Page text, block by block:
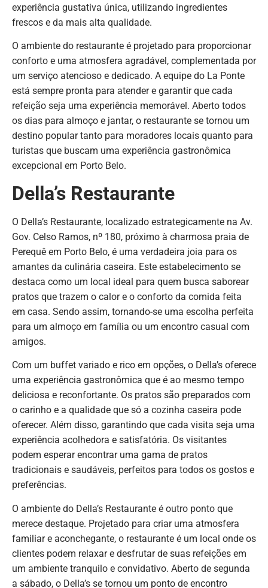
experiência gustativa única, utilizando ingredientes
frescos e da mais alta qualidade.
O ambiente do restaurante é projetado para proporcionar
conforto e uma atmosfera agradável, complementada por
um serviço atencioso e dedicado. A equipe do La Ponte
está sempre pronta para atender e garantir que cada
refeição seja uma experiência memorável. Aberto todos
os dias para almoço e jantar, o restaurante se tornou um
destino popular tanto para moradores locais quanto para
turistas que buscam uma experiência gastronômica
excepcional em Porto Belo.
Della’s Restaurante
O Della’s Restaurante, localizado estrategicamente na Av.
Gov. Celso Ramos, nº 180, próximo à charmosa praia de
Perequê em Porto Belo, é uma verdadeira joia para os
amantes da culinária caseira. Este estabelecimento se
destaca como um local ideal para quem busca saborear
pratos que trazem o calor e o conforto da comida feita
em casa. Sendo assim, tornando-se uma escolha perfeita
para um almoço em família ou um encontro casual com
amigos.
Com um buffet variado e rico em opções, o Della’s oferece
uma experiência gastronômica que é ao mesmo tempo
deliciosa e reconfortante. Os pratos são preparados com
o carinho e a qualidade que só a cozinha caseira pode
oferecer. Além disso, garantindo que cada visita seja uma
experiência acolhedora e satisfatória. Os visitantes
podem esperar encontrar uma gama de pratos
tradicionais e saudáveis, perfeitos para todos os gostos e
preferências.
O ambiente do Della’s Restaurante é outro ponto que
merece destaque. Projetado para criar uma atmosfera
familiar e aconchegante, o restaurante é um local onde os
clientes podem relaxar e desfrutar de suas refeições em
um ambiente tranquilo e convidativo. Aberto de segunda
a sábado, o Della’s se tornou um ponto de encontro